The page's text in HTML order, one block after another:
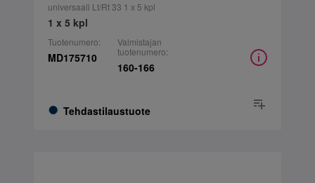
universaali Lt/Rt 33 1 x 5 kpl
1 x 5 kpl
Tuotenumero:
MD175710
Tehdastilaustuote
Valmistajan
tuotenumero:
160-166